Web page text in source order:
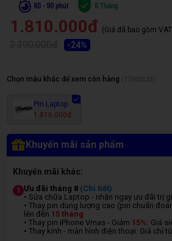
1.810.000đ (Giá đã bao gồm
-24%
Chọn màu khác để xem còn hàng
Pin Laptop
1.810.000đ
Khuyến mãi sản phẩm
Khuyến mãi khác:
1 Ưu đãi tháng 8 (Chi tiết)
• Sửa chữa Laptop - nhận ngay ưu đãi trị
• Thay pin dung lượng cao (pin chuẩn
lên đến 15 tháng
• Thay pin iPhone Vmas - Giảm 15%: Giá
• Thay kính - màn hình điện thoại: Giá chỉ từ